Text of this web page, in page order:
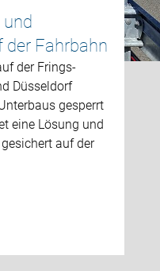
und
der Fahrbahn
der Frings-
Düsseldorf
gesperrt
eine Lösung und
auf der